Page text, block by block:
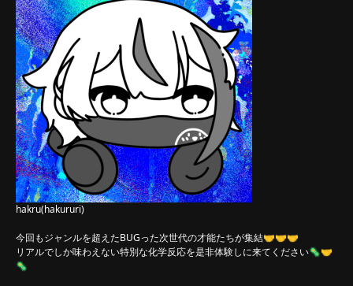
hakru(hakururi)
今回もジャンルを超えたBUGった次世代の才能たちが集結🤝🤝🤝
リアルでしか味わえない特別な化学反応を是非体験しに来てください🦠🤝
🦠